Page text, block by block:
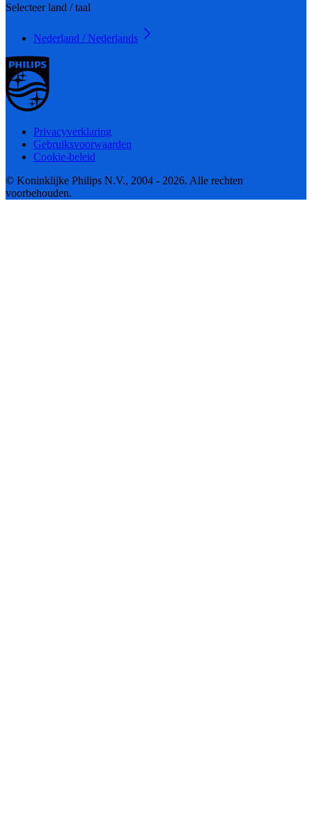
Selecteer land / taal
Nederland / Nederlands
Privacyverklaring
Gebruiksvoorwaarden
Cookie-beleid
© Koninklijke Philips N.V., 2004 - 2026. Alle rechten
voorbehouden.